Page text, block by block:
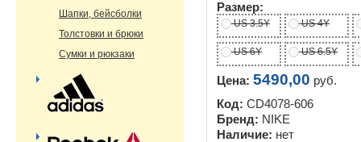
Размер:
US 3.5Y US 4Y
US 6Y US 6.5Y
Цена: 5490,00 руб.
Код: CD4078-606
Бренд: NIKE
Наличие: нет
Шапки, бейсболки
Толстовки и брюки
Сумки и рюкзаки